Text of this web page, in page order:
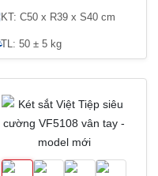
KT: C50 x R39 x S40 cm
TL: 50 ± 5 kg